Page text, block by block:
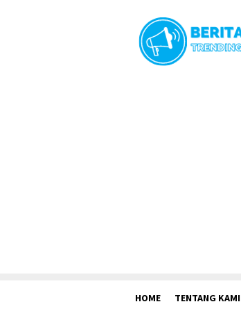
HOME TENTANG KAMI